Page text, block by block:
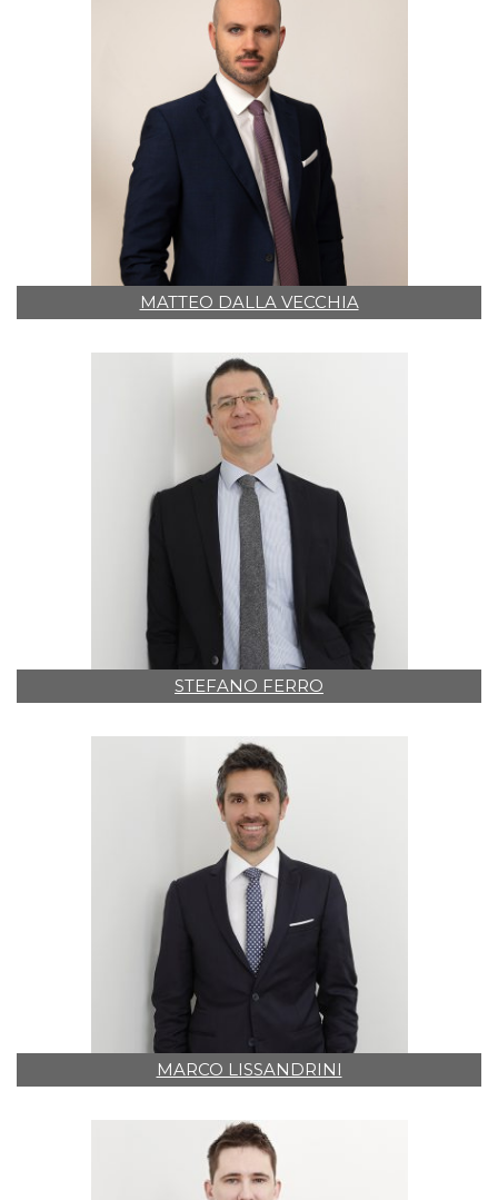
MATTEO DALLA VECCHIA
STEFANO FERRO
MARCO LISSANDRINI